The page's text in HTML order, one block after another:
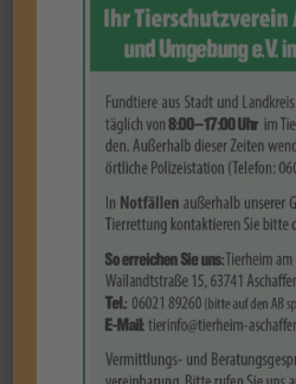
Patenschaft
Sie lieben Tiere, können
verschiedenen Gründen
Dann ist für Sie eine
eventuell das Richtige!
Wählen Sie auf unserer
künftiges „Patenkind“ aus.
Ihnen telefonisch oder via
Tat zur Seite.